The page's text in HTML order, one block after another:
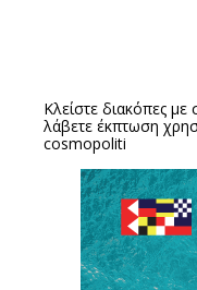
Κλείστε διακόπες
λάβετε έκπτωση
cosmopoliti